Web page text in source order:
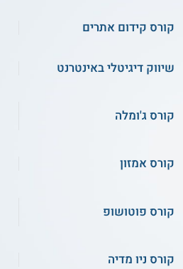
קורס קידום אתרים
שיווק דיגיטלי באינטרנט
קורס ג'ומלה
קורס אמזון
קורס פוטושופ
קורס ניו מדיה